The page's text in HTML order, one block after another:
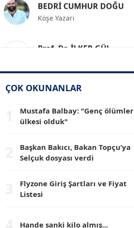
Köşe Yazarı
Köşe Yazarı
Köşe Yazarı
Dr. HAKAN TARTAN
Prof. Dr. YÜCEL OCAK
ÇOK OKUNANLAR
Mustafa Balbay: "Genç ölümler
ülkesi olduk"
Başkan Bakıcı, Bakan Topçu’ya
Selçuk dosyası verdi
Flyzone Giriş Şartları ve Fiyat
Listesi
Hande sanki kilo almış...